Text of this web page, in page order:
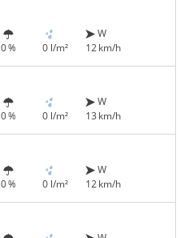
0 % 0 l/m²
W
12 km/h
0 % 0 l/m²
W
13 km/h
0 % 0 l/m²
W
12 km/h